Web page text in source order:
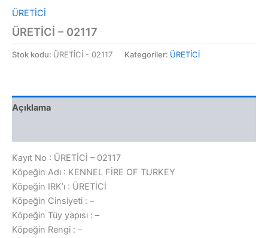
ÜRETİCİ
ÜRETİCİ – 02117
Stok kodu: ÜRETİCİ - 02117 Kategoriler: ÜRETİCİ
Açıklama
Kayıt No : ÜRETİCİ – 02117
Köpeğin Adı : KENNEL FİRE OF TURKEY
Köpeğin IRK’ı : ÜRETİCİ
Köpeğin Cinsiyeti : –
Köpeğin Tüy yapısı : –
Köpeğin Rengi : –